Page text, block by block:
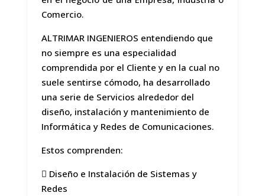
Comercio.
ALTRIMAR INGENIEROS entendiendo que
no siempre es una especialidad
comprendida por el Cliente y en la cual no
suele sentirse cómodo, ha desarrollado
una serie de Servicios alrededor del
diseño, instalación y mantenimiento de
Informática y Redes de Comunicaciones.
Estos comprenden:
 Diseño e Instalación de Sistemas y
Redes